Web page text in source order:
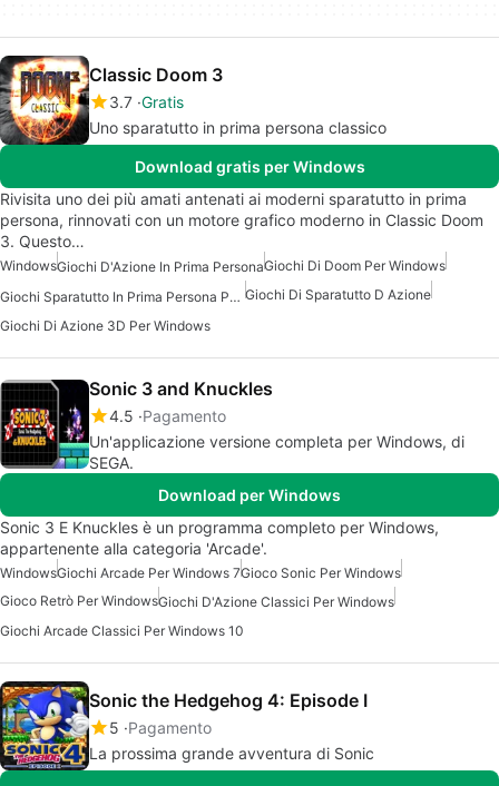
Classic Doom 3
3.7 Gratis
Uno sparatutto in prima persona classico
Download gratis per Windows
Rivisita uno dei più amati antenati ai moderni sparatutto in prima
persona, rinnovati con un motore grafico moderno in Classic Doom
3. Questo…
WindowsGiochi D'Azione In Prima PersonaGiochi Di Doom Per Windows
Giochi Sparatutto In Prima Persona Per Windows Giochi Di Sparatutto D Azione
Giochi Di Azione 3D Per Windows
Sonic 3 and Knuckles
4.5 Pagamento
Un'applicazione versione completa per Windows, di
SEGA.
Download per Windows
Sonic 3 E Knuckles è un programma completo per Windows,
appartenente alla categoria 'Arcade'.
WindowsGiochi Arcade Per Windows 7Gioco Sonic Per Windows
Gioco Retrò Per WindowsGiochi D'Azione Classici Per Windows
Giochi Arcade Classici Per Windows 10
Sonic the Hedgehog 4: Episode I
5 Pagamento
La prossima grande avventura di Sonic